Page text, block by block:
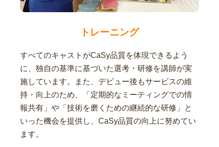
トレーニング
すべてのキャストがCaSy品質を体現できるよう
に、独自の基準に基づいた選考・研修を講師が実
施しています。また、デビュー後もサービスの維
持・向上のため、「定期的なミーティングでの情
報共有」や「技術を磨くための継続的な研修」と
いった機会を提供し、CaSy品質の向上に努めてい
ます。